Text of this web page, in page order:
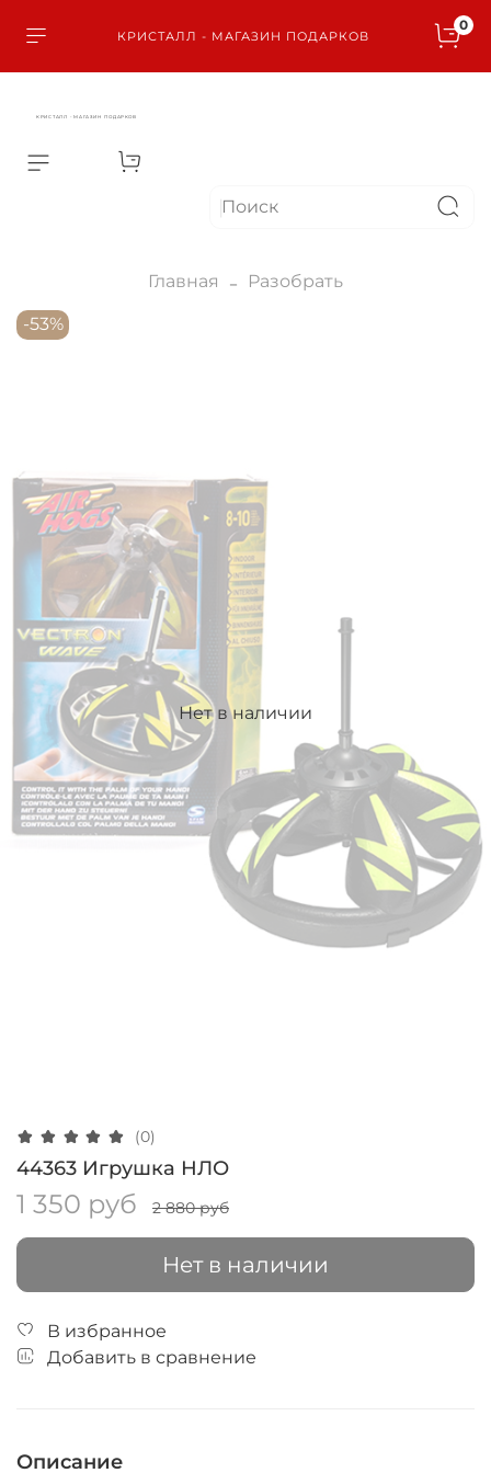
КРИСТАЛЛ - МАГАЗИН ПОДАРКОВ
0
КРИСТАЛЛ - МАГАЗИН ПОДАРКОВ
Главная Разобрать
Нет в наличии
-53%
(0)
44363 Игрушка НЛО
1 350 руб 2 880 руб
Нет в наличии
В избранное
Добавить в сравнение
Описание